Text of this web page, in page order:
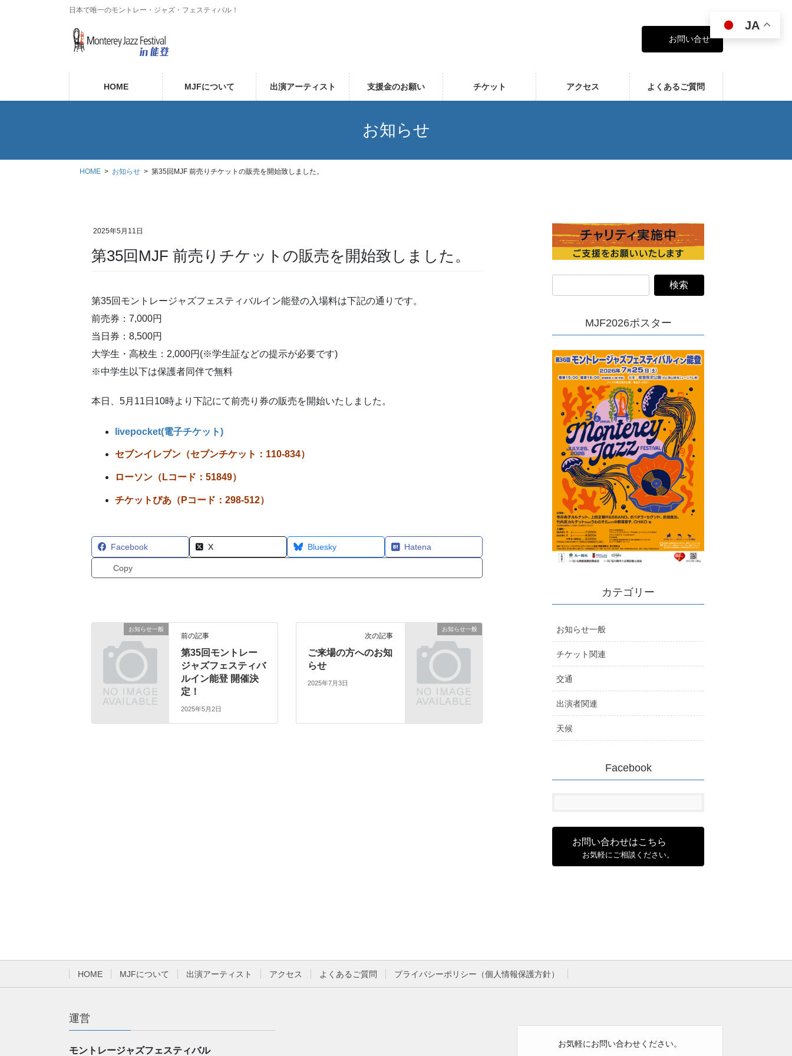
日本で唯一のモントレー・ジャズ・フェスティバル！
お問い合せ
HOME MJFについて 出演アーティスト 支援金のお願い チケット アクセス よくあるご質問
お知らせ
HOME お知らせ 第35回MJF 前売りチケットの販売を開始致しました。
2025年5月11日
第35回MJF 前売りチケットの販売を開始致しました。
第35回モントレージャズフェスティバルイン能登の入場料は下記の通りです。
前売券：7,000円
当日券：8,500円
大学生・高校生：2,000円(※学生証などの提示が必要です)
※中学生以下は保護者同伴で無料
本日、5月11日10時より下記にて前売り券の販売を開始いたしました。
livepocket(電子チケット)
セブンイレブン（セブンチケット：110-834）
ローソン（Lコード：51849）
チケットぴあ（Pコード：298-512）
Facebook X Bluesky Hatena
Copy
お知らせ一般
前の記事
第35回モントレー
ジャズフェスティバ
ルイン能登 開催決
定！
2025年5月2日
お知らせ一般
次の記事
ご来場の方へのお知
らせ
2025年7月3日
MJF2026ポスター
カテゴリー
お知らせ一般
チケット関連
交通
出演者関連
天候
Facebook
お問い合わせはこちら
お気軽にご相談ください。
HOME MJFについて 出演アーティスト アクセス よくあるご質問 プライバシーポリシー（個人情報保護方針）
運営
モントレージャズフェスティバル
お気軽にお問い合わせください。
JA